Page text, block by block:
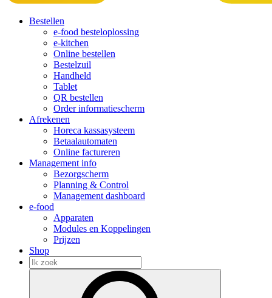
Bestellen
e-food besteloplossing
e-kitchen
Online bestellen
Bestelzuil
Handheld
Tablet
QR bestellen
Order informatiescherm
Afrekenen
Horeca kassasysteem
Betaalautomaten
Online factureren
Management info
Bezorgscherm
Planning & Control
Management dashboard
e-food
Apparaten
Modules en Koppelingen
Prijzen
Shop